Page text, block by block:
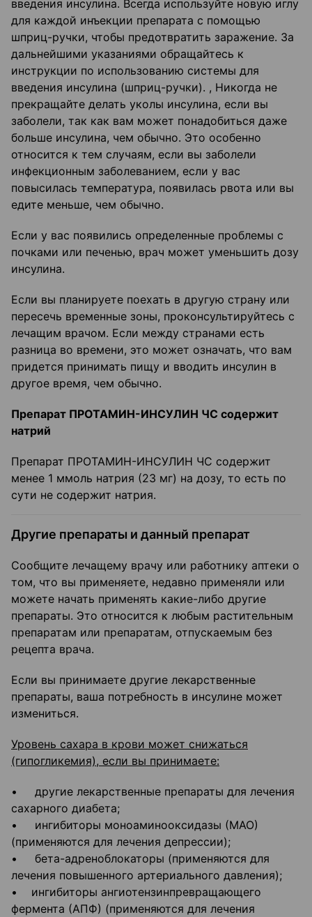
введения инсулина. Всегда используйте новую иглу
для каждой инъекции препарата с помощью
шприц-ручки, чтобы предотвратить заражение. За
дальнейшими указаниями обращайтесь к
инструкции по использованию системы для
введения инсулина (шприц-ручки). , Никогда не
прекращайте делать уколы инсулина, если вы
заболели, так как вам может понадобиться даже
больше инсулина, чем обычно. Это особенно
относится к тем случаям, если вы заболели
инфекционным заболеванием, если у вас
повысилась температура, появилась рвота или вы
едите меньше, чем обычно.
Если у вас появились определенные проблемы с
почками или печенью, врач может уменьшить дозу
инсулина.
Если вы планируете поехать в другую страну или
пересечь временные зоны, проконсультируйтесь с
лечащим врачом. Если между странами есть
разница во времени, это может означать, что вам
придется принимать пищу и вводить инсулин в
другое время, чем обычно.
Препарат ПРОТАМИН-ИНСУЛИН ЧС содержит
натрий
Препарат ПРОТАМИН-ИНСУЛИН ЧС содержит
менее 1 ммоль натрия (23 мг) на дозу, то есть по
сути не содержит натрия.
Другие препараты и данный препарат
Сообщите лечащему врачу или работнику аптеки о
том, что вы применяете, недавно применяли или
можете начать применять какие-либо другие
препараты. Это относится к любым растительным
препаратам или препаратам, отпускаемым без
рецепта врача.
Если вы принимаете другие лекарственные
препараты, ваша потребность в инсулине может
измениться.
Уровень сахара в крови может снижаться
(гипогликемия), если вы принимаете:
• другие лекарственные препараты для лечения
сахарного диабета;
• ингибиторы моноаминооксидазы (МАО)
(применяются для лечения депрессии);
• бета-адреноблокаторы (применяются для
лечения повышенного артериального давления);
• ингибиторы ангиотензинпревращающего
фермента (АПФ) (применяются для лечения